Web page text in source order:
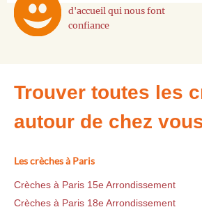
d'accueil qui nous font
confiance
Trouver toutes les
autour de chez
Les crèches à Paris
Crèches à Paris 15e Arrondissement
Crèches à Paris 18e Arrondissement